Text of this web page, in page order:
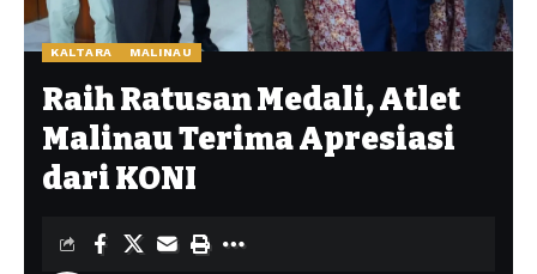
KALTARA MALINAU
Raih Ratusan Medali, Atlet
Malinau Terima Apresiasi
dari KONI